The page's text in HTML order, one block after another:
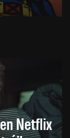
Netflix